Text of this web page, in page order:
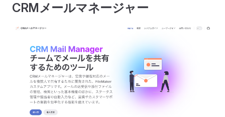
CRMメールマネージャー